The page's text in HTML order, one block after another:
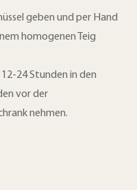
geben und per Hand
homogenen Teig
24 Stunden in den
vor der
nehmen.